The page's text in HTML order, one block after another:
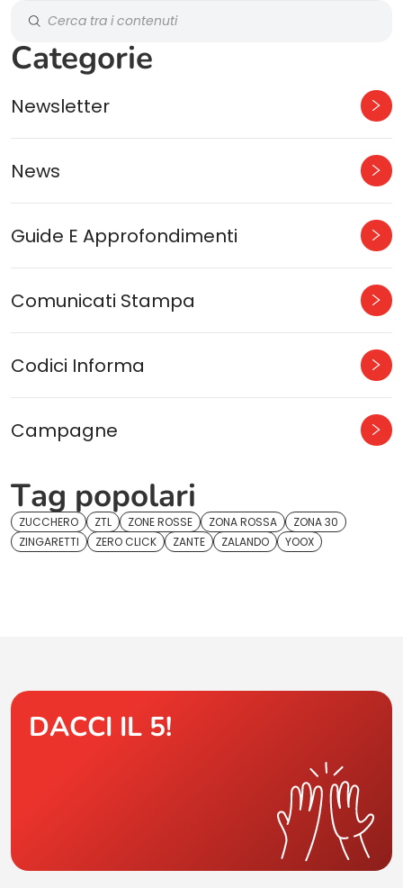
Categorie
Newsletter
News
Guide E Approfondimenti
Comunicati Stampa
Codici Informa
Campagne
Tag popolari
ZUCCHERO ZTL ZONE ROSSE ZONA ROSSA
ZONA 30
ZINGARETTI
ZERO CLICK ZANTE ZALANDO YOOX
DACCI IL 5!